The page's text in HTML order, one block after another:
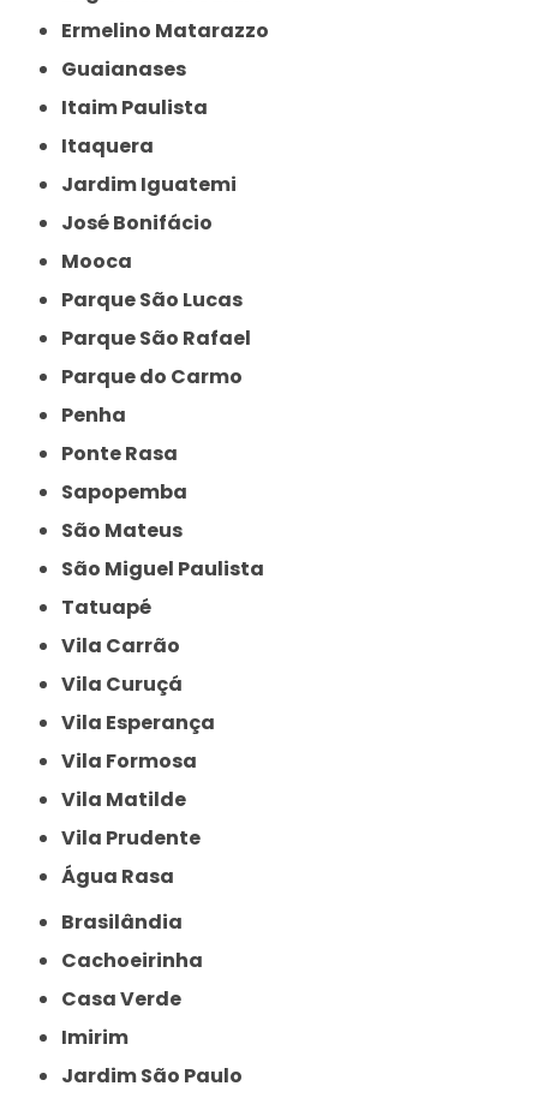
Ermelino Matarazzo
Guaianases
Itaim Paulista
Itaquera
Jardim Iguatemi
José Bonifácio
Mooca
Parque São Lucas
Parque São Rafael
Parque do Carmo
Penha
Ponte Rasa
Sapopemba
São Mateus
São Miguel Paulista
Tatuapé
Vila Carrão
Vila Curuçá
Vila Esperança
Vila Formosa
Vila Matilde
Vila Prudente
Água Rasa
Brasilândia
Cachoeirinha
Casa Verde
Imirim
Jardim São Paulo